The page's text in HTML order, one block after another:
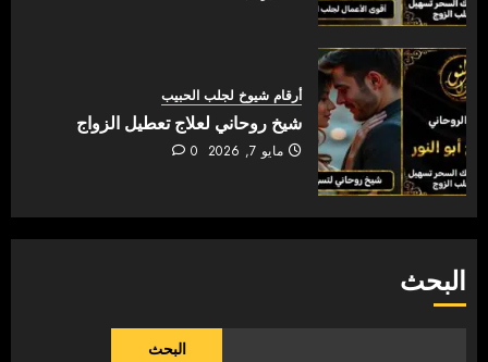
أرقام شيوخ لجلب الحبيب
شيخ روحاني لعلاج تعطيل الزواج
مايو 7, 2026 0
البحث
البحث